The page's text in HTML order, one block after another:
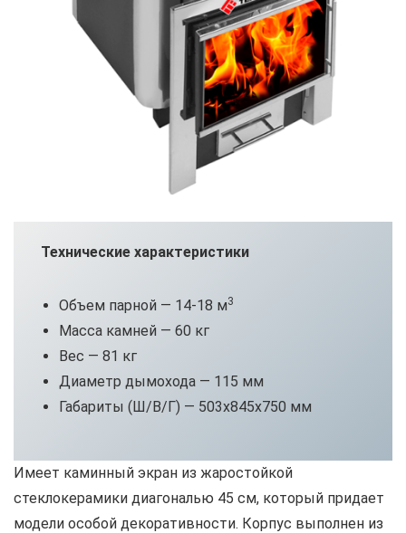
Технические характеристики
Объем парной — 14-18 м3
Масса камней — 60 кг
Вес — 81 кг
Диаметр дымохода — 115 мм
Габариты (Ш/В/Г) — 503х845х750 мм
Имеет каминный экран из жаростойкой
стеклокерамики диагональю 45 см, который придает
модели особой декоративности. Корпус выполнен из